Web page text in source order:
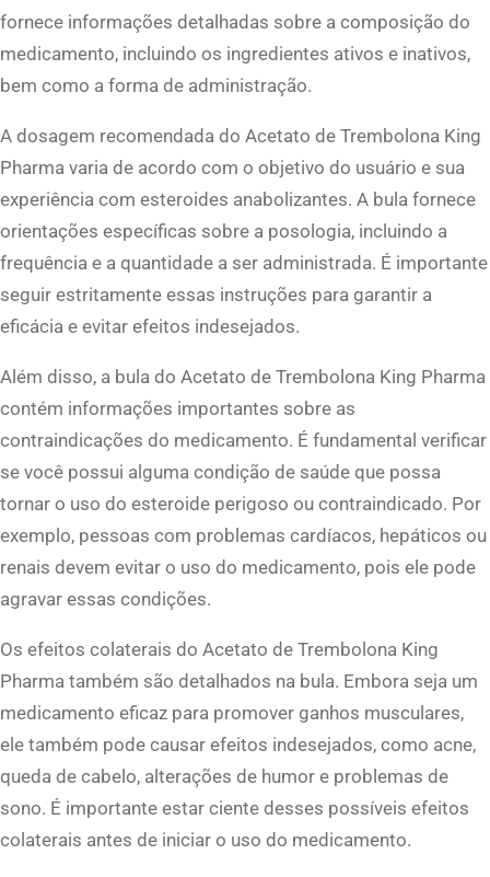
fornece informações detalhadas sobre a composição do
medicamento, incluindo os ingredientes ativos e inativos,
bem como a forma de administração.
A dosagem recomendada do Acetato de Trembolona King
Pharma varia de acordo com o objetivo do usuário e sua
experiência com esteroides anabolizantes. A bula fornece
orientações específicas sobre a posologia, incluindo a
frequência e a quantidade a ser administrada. É importante
seguir estritamente essas instruções para garantir a
eficácia e evitar efeitos indesejados.
Além disso, a bula do Acetato de Trembolona King Pharma
contém informações importantes sobre as
contraindicações do medicamento. É fundamental verificar
se você possui alguma condição de saúde que possa
tornar o uso do esteroide perigoso ou contraindicado. Por
exemplo, pessoas com problemas cardíacos, hepáticos ou
renais devem evitar o uso do medicamento, pois ele pode
agravar essas condições.
Os efeitos colaterais do Acetato de Trembolona King
Pharma também são detalhados na bula. Embora seja um
medicamento eficaz para promover ganhos musculares,
ele também pode causar efeitos indesejados, como acne,
queda de cabelo, alterações de humor e problemas de
sono. É importante estar ciente desses possíveis efeitos
colaterais antes de iniciar o uso do medicamento.